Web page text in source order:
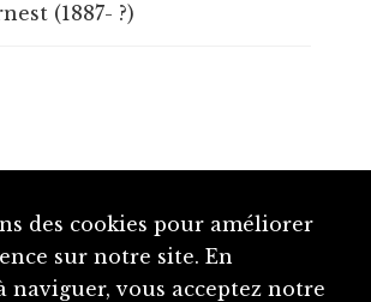
(1887- ?)
des cookies pour améliorer
sur notre site. En
naviguer, vous acceptez notre